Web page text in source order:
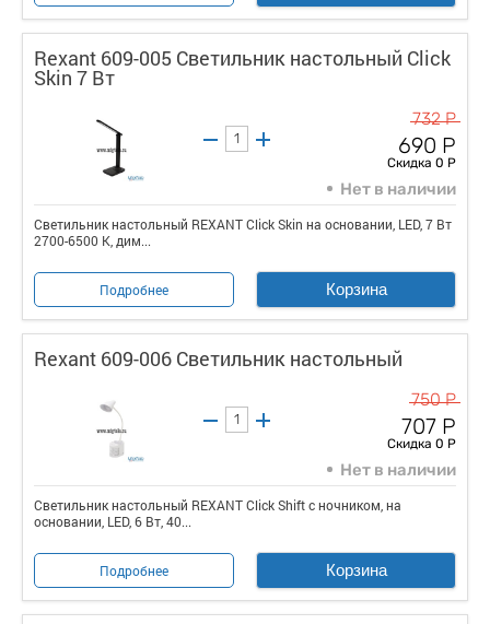
Rexant 609-005 Светильник настольный Click
Skin 7 Вт
732 Р
690 Р
Скидка 0 Р
Нет в наличии
Светильник настольный REXANT Click Skin на основании, LED, 7 Вт
2700-6500 К, дим...
Подробнее Корзина
Rexant 609-006 Светильник настольный
750 Р
707 Р
Скидка 0 Р
Нет в наличии
Светильник настольный REXANT Click Shift с ночником, на
основании, LED, 6 Вт, 40...
Подробнее Корзина